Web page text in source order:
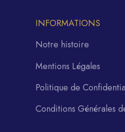
INFORMATIONS
Notre histoire
Mentions Légales
Politique de
Conditions Générales